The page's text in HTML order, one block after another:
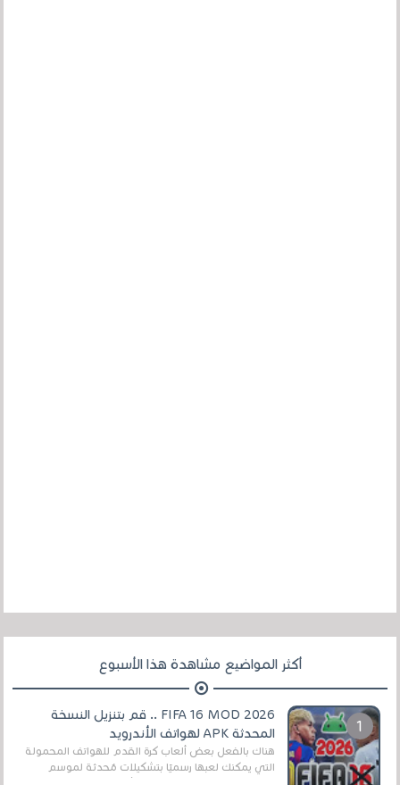
أكثر المواضيع مشاهدة هذا الأسبوع
FIFA 16 MOD 2026 .. قم بتنزيل النسخة
المحدثة APK لهواتف الأندرويد
هناك بالفعل بعض ألعاب كرة القدم للهواتف المحمولة
التي يمكنك لعبها رسميًا بتشكيلات مُحدثة لموسم